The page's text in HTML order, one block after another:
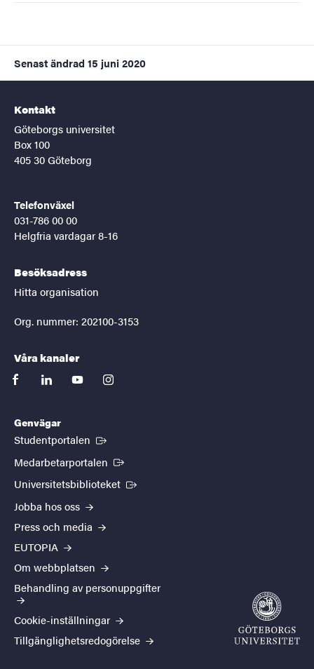
Senast ändrad 15 juni 2020
Kontakt
Göteborgs universitet
Box 100
405 30 Göteborg
Telefonväxel
031-786 00 00
Helgfria vardagar 8-16
Besöksadress
Hitta organisation
Org. nummer: 202100-3153
Våra kanaler
facebooklinkedinyoutubeinstagram
Genvägar
Studentportalen (Extern länk)
Medarbetarportalen (Extern länk)
Universitetsbiblioteket (Extern länk)
Jobba hos oss
Press och media
EUTOPIA
Om webbplatsen
Behandling av personuppgifter
Cookie-inställningar
Tillgänglighetsredogörelse